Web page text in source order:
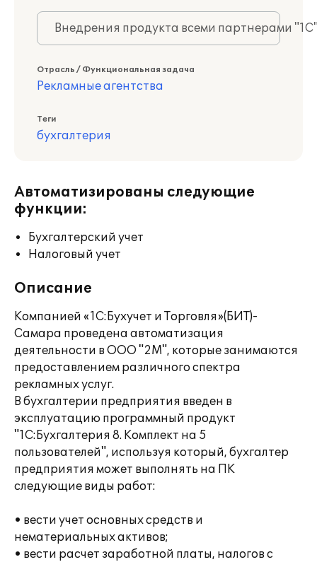
Внедрения продукта всеми партнерами
Отрасль / Функциональная задача
Рекламные агентства
Теги
бухгалтерия
Автоматизированы следующие
функции:
Бухгалтерский учет
Налоговый учет
Описание
Компанией «1С:Бухучет и Торговля»(БИТ)-
Самара проведена автоматизация
деятельности в ООО "2М", которые занимаются
предоставлением различного спектра
рекламных услуг.
В бухгалтерии предприятия введен в
эксплуатацию программный продукт
"1C:Бухгалтерия 8. Комплект на 5
пользователей", используя который, бухгалтер
предприятия может выполнять на ПК
следующие виды работ:
• вести учет основных средств и
нематериальных активов;
• вести расчет заработной платы, налогов с